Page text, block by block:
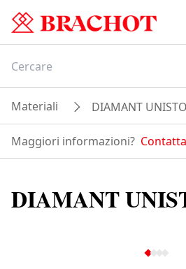
Materiali DIAMANT
Maggiori informazioni?
DIAMANT